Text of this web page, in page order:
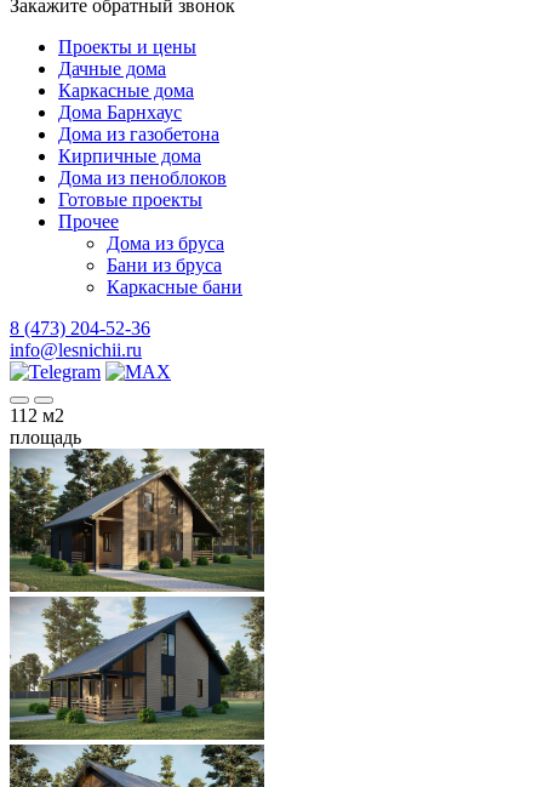
Закажите обратный звонок
Проекты и цены
Дачные дома
Каркасные дома
Дома Барнхаус
Дома из газобетона
Кирпичные дома
Дома из пеноблоков
Готовые проекты
Прочее
Дома из бруса
Бани из бруса
Каркасные бани
8 (473) 204-52-36
info@lesnichii.ru
112 м2
площадь